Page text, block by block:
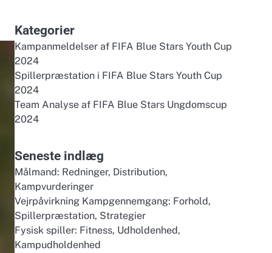
Kategorier
Kampanmeldelser af FIFA Blue Stars Youth Cup
2024
Spillerpræstation i FIFA Blue Stars Youth Cup
2024
Team Analyse af FIFA Blue Stars Ungdomscup
2024
Seneste indlæg
Målmand: Redninger, Distribution,
Kampvurderinger
Vejrpåvirkning Kampgennemgang: Forhold,
Spillerpræstation, Strategier
Fysisk spiller: Fitness, Udholdenhed,
Kampudholdenhed